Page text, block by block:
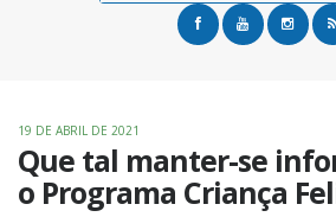
19 DE ABRIL DE 2021
Que tal manter-se
o Programa Criança